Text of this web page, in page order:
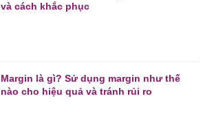
và cách khắc phục
Margin là gì? Sử dụng margin như thế
nào cho hiệu quả và tránh rủi ro